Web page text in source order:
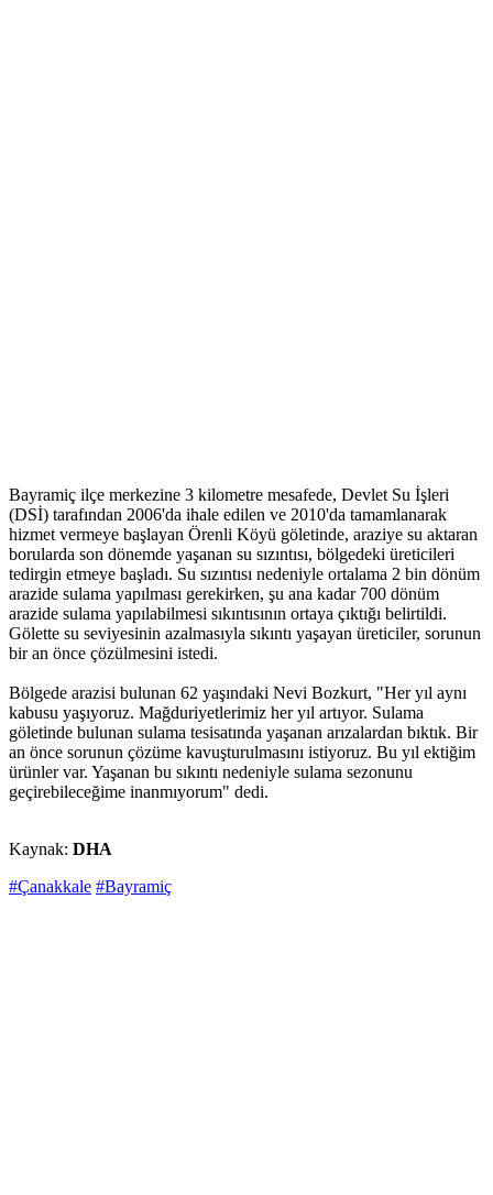
Bayramiç ilçe merkezine 3 kilometre mesafede, Devlet Su İşleri
(DSİ) tarafından 2006'da ihale edilen ve 2010'da tamamlanarak
hizmet vermeye başlayan Örenli Köyü göletinde, araziye su aktaran
borularda son dönemde yaşanan su sızıntısı, bölgedeki üreticileri
tedirgin etmeye başladı. Su sızıntısı nedeniyle ortalama 2 bin dönüm
arazide sulama yapılması gerekirken, şu ana kadar 700 dönüm
arazide sulama yapılabilmesi sıkıntısının ortaya çıktığı belirtildi.
Gölette su seviyesinin azalmasıyla sıkıntı yaşayan üreticiler, sorunun
bir an önce çözülmesini istedi.
Bölgede arazisi bulunan 62 yaşındaki Nevi Bozkurt, "Her yıl aynı
kabusu yaşıyoruz. Mağduriyetlerimiz her yıl artıyor. Sulama
göletinde bulunan sulama tesisatında yaşanan arızalardan bıktık. Bir
an önce sorunun çözüme kavuşturulmasını istiyoruz. Bu yıl ektiğim
ürünler var. Yaşanan bu sıkıntı nedeniyle sulama sezonunu
geçirebileceğime inanmıyorum" dedi.
Kaynak: DHA
#Çanakkale #Bayramiç